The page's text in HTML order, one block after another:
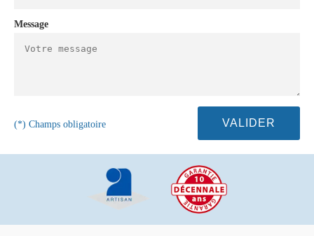
Message
(*) Champs obligatoire